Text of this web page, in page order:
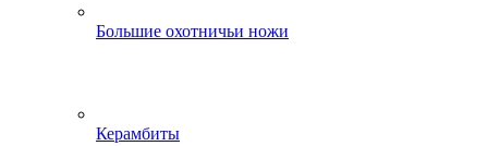
Большие охотничьи ножи
Керамбиты